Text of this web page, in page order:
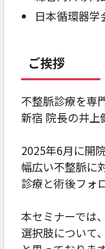
日本循環器学
ご挨拶
不整脈診療を専
新宿 院長の井上
2025年6月に開
幅広い不整脈に
診療と術後フォ
本セミナーでは
選択肢について